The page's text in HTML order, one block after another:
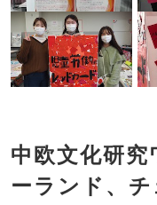
中欧文化研
ーランド、チ